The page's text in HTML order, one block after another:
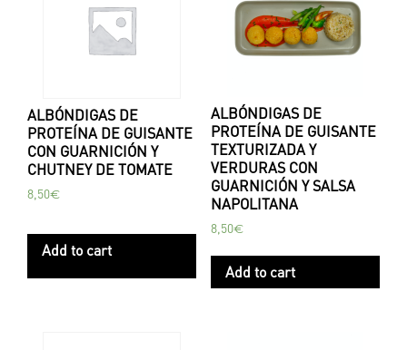
ALBÓNDIGAS DE
PROTEÍNA DE GUISANTE
CON GUARNICIÓN Y
CHUTNEY DE TOMATE
8,50€
Add to cart
ALBÓNDIGAS DE
PROTEÍNA DE GUISANTE
TEXTURIZADA Y
VERDURAS CON
GUARNICIÓN Y SALSA
NAPOLITANA
8,50€
Add to cart